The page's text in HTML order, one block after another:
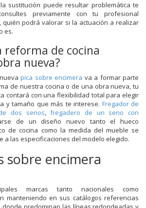
sustitución puede resultar problemática te
previamente con tu profesional
quién podrá valorar si la actuación a realizar
es.
reforma de cocina
nueva?
pica sobre encimera va a formar parte
de nuestra cocina o de una obra nueva, tu
contará con una flexibilidad total para elegir
y tamaño que más te interese. Fregador de
dos senos,fregadero de un seno con
de un diseño nuevo tanto el hueco
de cocina como la medida del mueble se
a las especificaciones del modelo elegido.
sobre encimera
marcas tanto nacionales como
manteniendo en sus catálogos referencias